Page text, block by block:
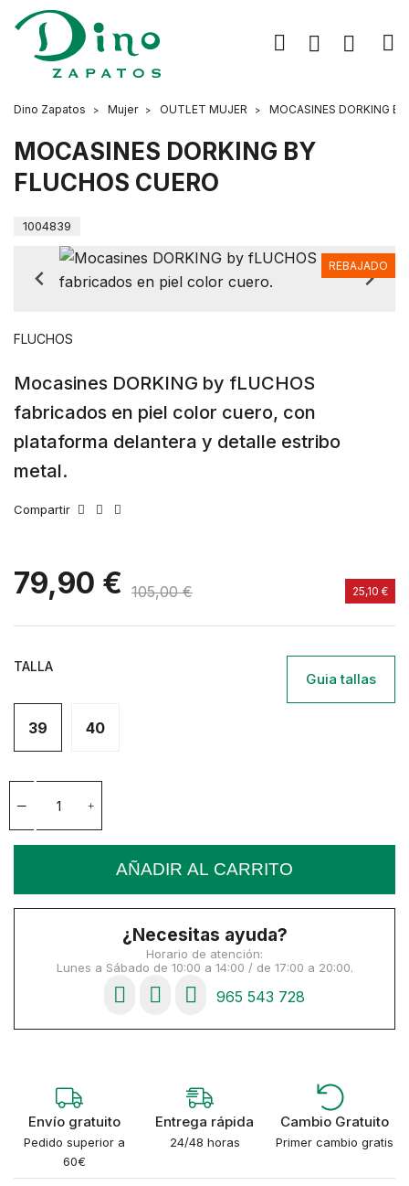
Dino Zapatos Mujer OUTLET MUJER MOCASINES DORKING
MOCASINES DORKING BY
FLUCHOS CUERO
1004839
REBAJADO
FLUCHOS
Mocasines DORKING by fLUCHOS
fabricados en piel color cuero, con
plataforma delantera y detalle estribo
metal.
Compartir
79,90 € 105,00 € 25,10 €
TALLA
Guia tallas
39 40
AÑADIR AL CARRITO
¿Necesitas ayuda?
Horario de atención:
Lunes a Sábado de 10:00 a 14:00 / de 17:00 a 20:00.
965 543 728
Envío gratuito
Pedido superior a
60€
Entrega rápida
24/48 horas
Cambio Gratuito
Primer cambio gratis